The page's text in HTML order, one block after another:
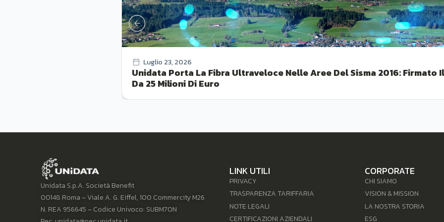
Luglio 23, 2026
Unidata Porta La Fibra Ultraveloce Nelle Aree Del Sisma 2016:
Da 25 Milioni Di Euro
Unidata S.p.A. Società Benefit
00148 Roma – Viale A. G. Eiffel, 100 Commercity M26
N. REA 956645 – Codice Univoco: SUBM70N
LINK UTILI
PRIVACY
TRASPARENZA TARIFFARIA
NOTE LEGALI
CERTIFICAZIONI AZIENDALI
CORPORATE
CHI SIAMO
VISION & MISSION
LA NOSTRA STORIA
ESG